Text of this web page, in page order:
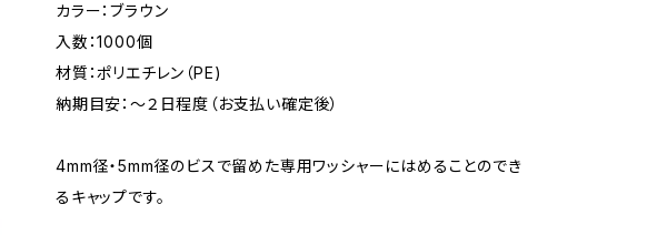
カラー：ブラウン
入数：1000個
材質：ポリエチレン（PE)
納期目安：～２日程度（お支払い確定後）
4mm径・5mm径のビスで留めた専用ワッシャーにはめることのでき
るキャップです。